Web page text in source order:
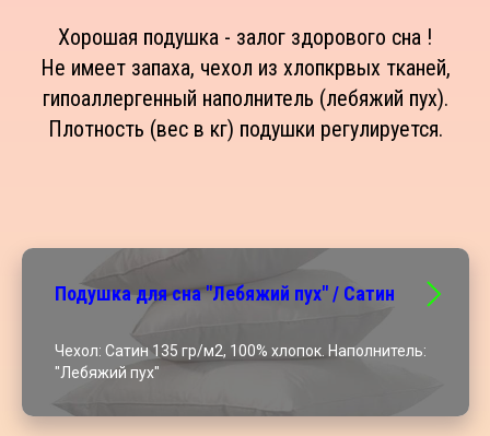
Хорошая подушка - залог здорового сна !
Не имеет запаха, чехол из хлопкрвых тканей,
гипоаллергенный наполнитель (лебяжий пух).
Плотность (вес в кг) подушки регулируется.
Подушка для сна "Лебяжий пух" / Сатин
Чехол: Сатин 135 гр/м2, 100% хлопок. Наполнитель:
"Лебяжий пух"